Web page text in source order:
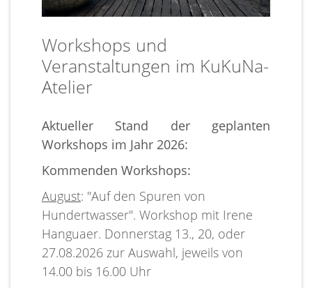
Workshops und
Veranstaltungen im KuKuNa-
Atelier
Aktueller Stand der geplanten
Workshops im Jahr 2026:
Kommenden Workshops:
August: "Auf den Spuren von
Hundertwasser". Workshop mit Irene
Hanguaer. Donnerstag 13., 20, oder
27.08.2026 zur Auswahl, jeweils von
14.00 bis 16.00 Uhr